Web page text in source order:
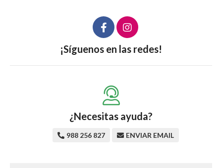
¡Síguenos en las redes!
¿Necesitas ayuda?
988 256 827 ENVIAR EMAIL